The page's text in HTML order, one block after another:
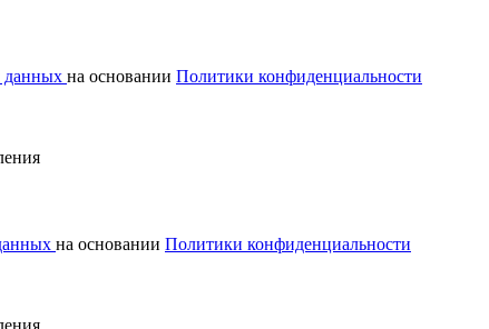
данных на основании Политики конфиденциальности
на основании Политики конфиденциальности